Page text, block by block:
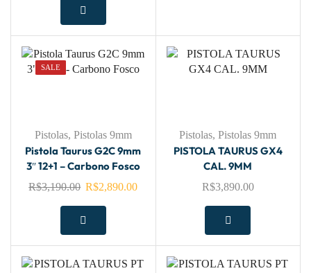
SALE
Pistolas, Pistolas 9mm
Pistola Taurus G2C 9mm
3″ 12+1 – Carbono Fosco
R$3,190.00 R$2,890.00
Pistolas,Pistolas 9mm
PISTOLA TAURUS GX4
CAL. 9MM
R$3,890.00